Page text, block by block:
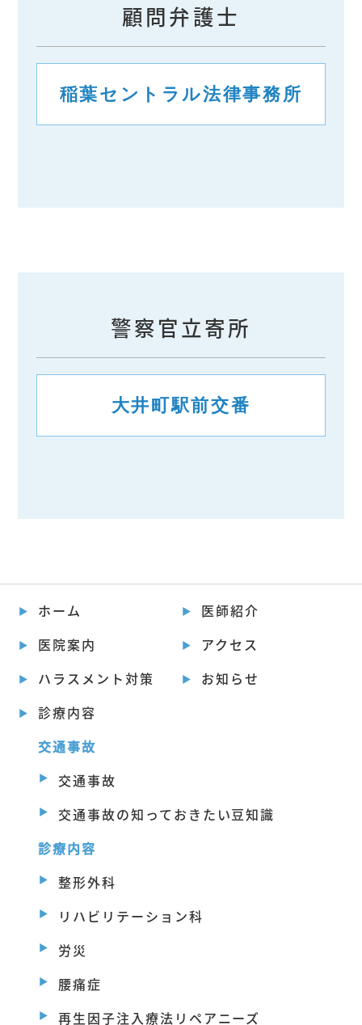
顧問弁護士
稲葉セントラル法律事務所
警察官立寄所
大井町駅前交番
ホーム
医師紹介
医院案内
アクセス
ハラスメント対策
お知らせ
診療内容
交通事故
交通事故
交通事故の知っておきたい豆知識
診療内容
整形外科
リハビリテーション科
労災
腰痛症
再生因子注入療法リペアニーズ